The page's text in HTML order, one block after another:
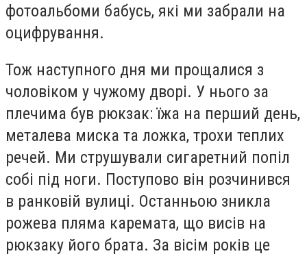
фотоальбоми бабусь, які ми забрали на
оцифрування.
Тож наступного дня ми прощалися з
чоловіком у чужому дворі. У нього за
плечима був рюкзак: їжа на перший день,
металева миска та ложка, трохи теплих
речей. Ми струшували сигаретний попіл
собі під ноги. Поступово він розчинився
в ранковій вулиці. Останньою зникла
рожева пляма каремата, що висів на
рюкзаку його брата. За вісім років це